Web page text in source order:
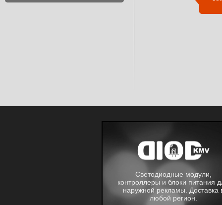
Светодиодные модули,
контроллеры и блоки питания
наружной рекламы. Доставка
любой регион.